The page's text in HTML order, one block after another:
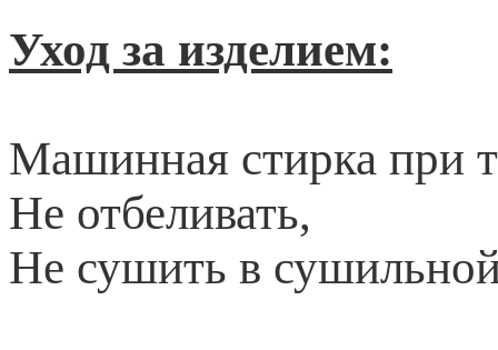
Уход за изделием:
Машинная стирка при
Не отбеливать,
Не сушить в